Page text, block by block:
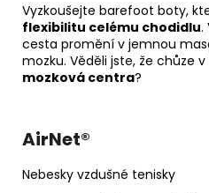
Vyzkoušejte barefoot boty,
flexibilitu celému chodidlu.
cesta promění v jemnou
mozku. Věděli jste, že chůze
mozková centra?
AirNet®
Nebesky vzdušné tenisky